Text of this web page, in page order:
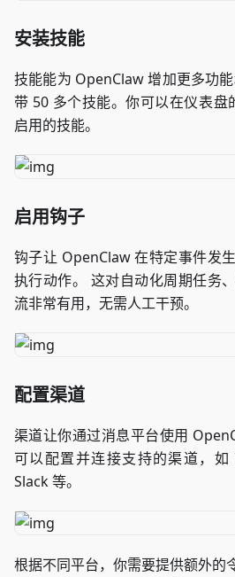
安装技能
技能能为 OpenClaw 增加更多功
带 50 多个技能。你可以在仪表
启用的技能。
启用钩子
钩子让 OpenClaw 在特定事件发
执行动作。 这对自动化周期任务
流非常有用，无需人工干预。
配置渠道
渠道让你通过消息平台使用
可以配置并连接支持的渠道，如
Slack 等。
根据不同平台，你需要提供额外的